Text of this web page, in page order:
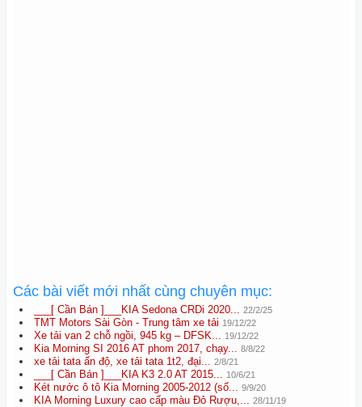
Các bài viết mới nhất cùng chuyên mục:
___[ Cần Bán ]___KIA Sedona CRDi 2020... 22/2/25
TMT Motors Sài Gòn - Trung tâm xe tải 19/12/22
Xe tải van 2 chỗ ngồi, 945 kg – DFSK... 19/12/22
Kia Morning SI 2016 AT phom 2017, chạy... 8/8/22
xe tải tata ấn độ, xe tải tata 1t2, đại... 2/8/21
___[ Cần Bán ]___KIA K3 2.0 AT 2015... 10/6/21
Két nước ô tô Kia Morning 2005-2012 (số... 9/9/20
KIA Morning Luxury cao cấp màu Đỏ Rượu,... 28/11/19